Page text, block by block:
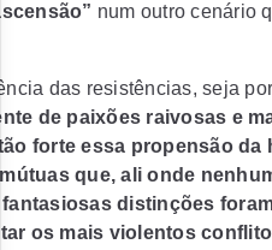
num outro cenário
das resistências, seja
de paixões raivosas e
forte essa propensão da
que, ali onde
distinções
os mais violentos